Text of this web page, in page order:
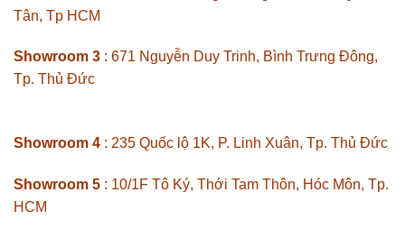
Tân, Tp HCM
Showroom 3 : 671 Nguyễn Duy Trinh, Bình Trưng Đông,
Tp. Thủ Đức
Showroom 4 : 235 Quốc lộ 1K, P. Linh Xuân, Tp. Thủ Đức
Showroom 5 : 10/1F Tô Ký, Thới Tam Thôn, Hóc Môn, Tp.
HCM